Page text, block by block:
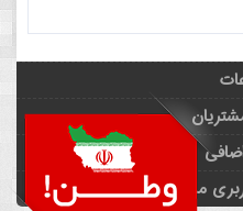
من